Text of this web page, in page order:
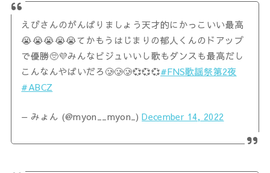
えびさんのがんばりましょう天才的にかっこいい最高
😭😭😭😭😭てかもうはじまりの郁人くんのドアップ
で優勝🥺💜みんなビジュいいし歌もダンスも最高だし
こんなんやばいだろ🥲🥲🥲💞💞💞#FNS歌謡祭第2夜
#ABCZ
— みょん (@myon__myon_)December 14, 2022